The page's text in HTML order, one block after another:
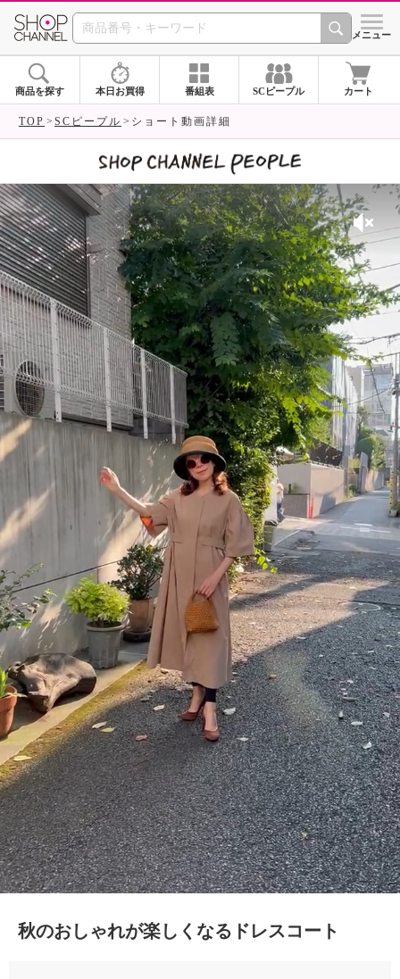
SHOP CHANNEL シメニュー
商品を探す 本日お買得 番組表 SCピープル カート
TOP SCピープル ショート動画詳細
0:20/0:20
秋のおしゃれが楽しくなるドレスコート